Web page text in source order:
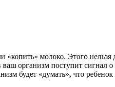
молоко. Этого
организм поступит сигнал
будет «думать», что